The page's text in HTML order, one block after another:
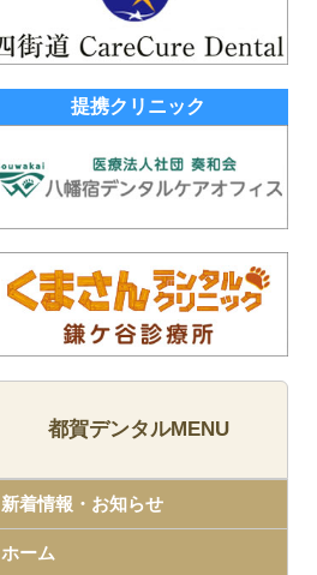
提携クリニック
都賀デンタルMENU
新着情報・お知らせ
ホーム